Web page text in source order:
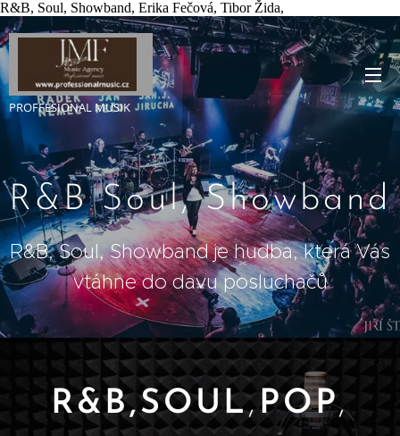
R&B, Soul, Showband, Erika Fečová, Tibor Žida,
PROFFESIONAL MUSIK
R&B Soul, Showband
R&B, Soul, Showband je hudba, která Vás
vtáhne do davu posluchačů
R&B,SOUL,POP,